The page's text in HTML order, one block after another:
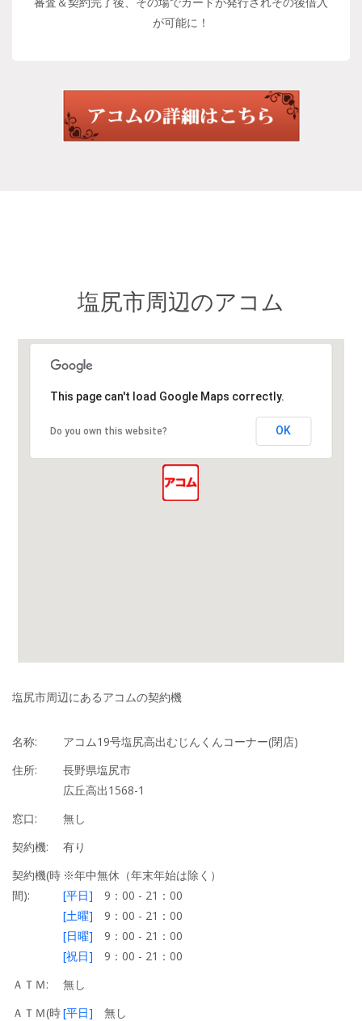
が可能に！
塩尻市周辺のアコム
This page can't load Google Maps correctly.
Do you own this website? OK
塩尻市周辺にあるアコムの契約機
名称:
アコム19号塩尻高出むじんくんコーナー(閉店)
住所:
長野県塩尻市
広丘高出1568-1
窓口:
無し
契約機:
有り
契約機(時
間):
※年中無休（年末年始は除く）
[平日] 9：00 - 21：00
[土曜] 9：00 - 21：00
[日曜] 9：00 - 21：00
[祝日] 9：00 - 21：00
ＡＴＭ:
無し
ＡＴＭ(時[平日] 無し